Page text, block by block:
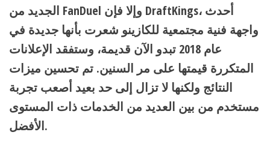
الجديد من FanDuel وإلا فإن DraftKings، أحدث
واجهة فنية مجتمعية للكازينو شعرت بأنها جديدة في
عام 2018 تبدو الآن قديمة، وستفقد الإعلانات
المتكررة قيمتها على مر السنين. تم تحسين ميزات
النتائج ولكنها لا تزال إلى حد بعيد أصعب تجربة
مستخدم من بين العديد من الخدمات ذات المستوى
الأفضل.